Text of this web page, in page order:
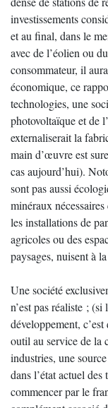
investissements
et au final, dans le
avec de l’éolien ou
consommateur, il
économique, ce
technologies, une
photovoltaïque et de
externaliserait la
main d’œuvre est
cas aujourd’hui).
sont pas aussi
minéraux
les installations de
agricoles ou des
paysages, nuisent à
Une société
n’est pas réaliste ;
développement,
outil au service de la
industries, une
dans l’état actuel
commencer par le